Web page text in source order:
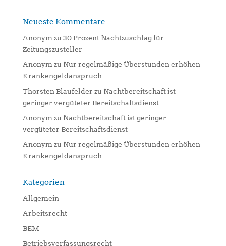
Neueste Kommentare
Anonym zu 30 Prozent Nachtzuschlag für
Zeitungszusteller
Anonym zu Nur regelmäßige Überstunden erhöhen
Krankengeldanspruch
Thorsten Blaufelder zu Nachtbereitschaft ist
geringer vergüteter Bereitschaftsdienst
Anonym zu Nachtbereitschaft ist geringer
vergüteter Bereitschaftsdienst
Anonym zu Nur regelmäßige Überstunden erhöhen
Krankengeldanspruch
Kategorien
Allgemein
Arbeitsrecht
BEM
Betriebsverfassungsrecht